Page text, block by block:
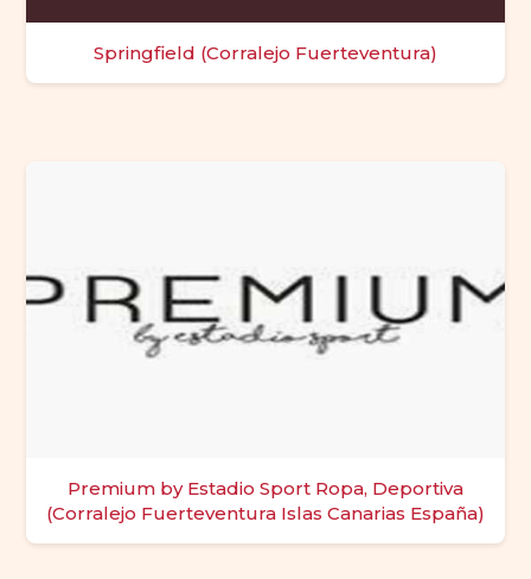
Springfield (Corralejo Fuerteventura)
Premium by Estadio Sport Ropa, Deportiva
(Corralejo Fuerteventura Islas Canarias España)